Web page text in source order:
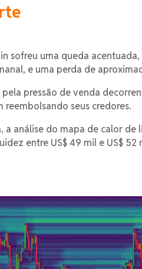
sofreu uma queda
e uma perda de
pressão de venda
reembolsando seus credores.
análise do mapa de calor
entre US$ 49 mil e US$ 52